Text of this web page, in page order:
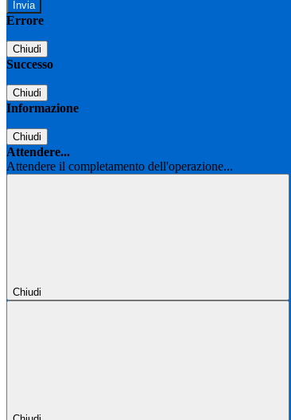
Errore
Chiudi
Successo
Chiudi
Informazione
Chiudi
Attendere...
Attendere il completamento dell'operazione...
Chiudi